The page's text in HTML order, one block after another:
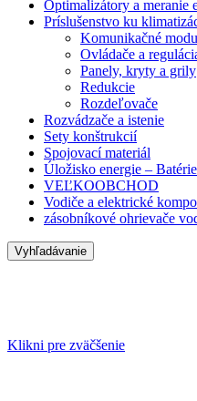
Optimalizátory a meranie
Príslušenstvo ku
Komunikačné
Ovládače a
Panely, kryty a grily
Redukcie
Rozdeľovače
Rozvádzače a istenie
Sety konštrukcií
Spojovací materiál
Úložisko energie – Batérie
VEĽKOOBCHOD
Vodiče a elektrické
zásobníkové ohrievače
Vyhľadávanie
Klikni pre zväčšenie